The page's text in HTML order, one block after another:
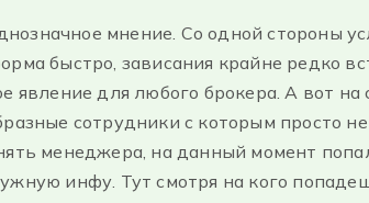
мнение. Со одной стороны
быстро, зависания крайне редко
явление для любого брокера. А вот
сотрудники с которым просто
менеджера, на данный момент
инфу. Тут смотря на кого